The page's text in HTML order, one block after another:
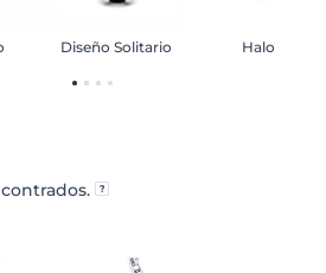
Diseño Solitario Halo